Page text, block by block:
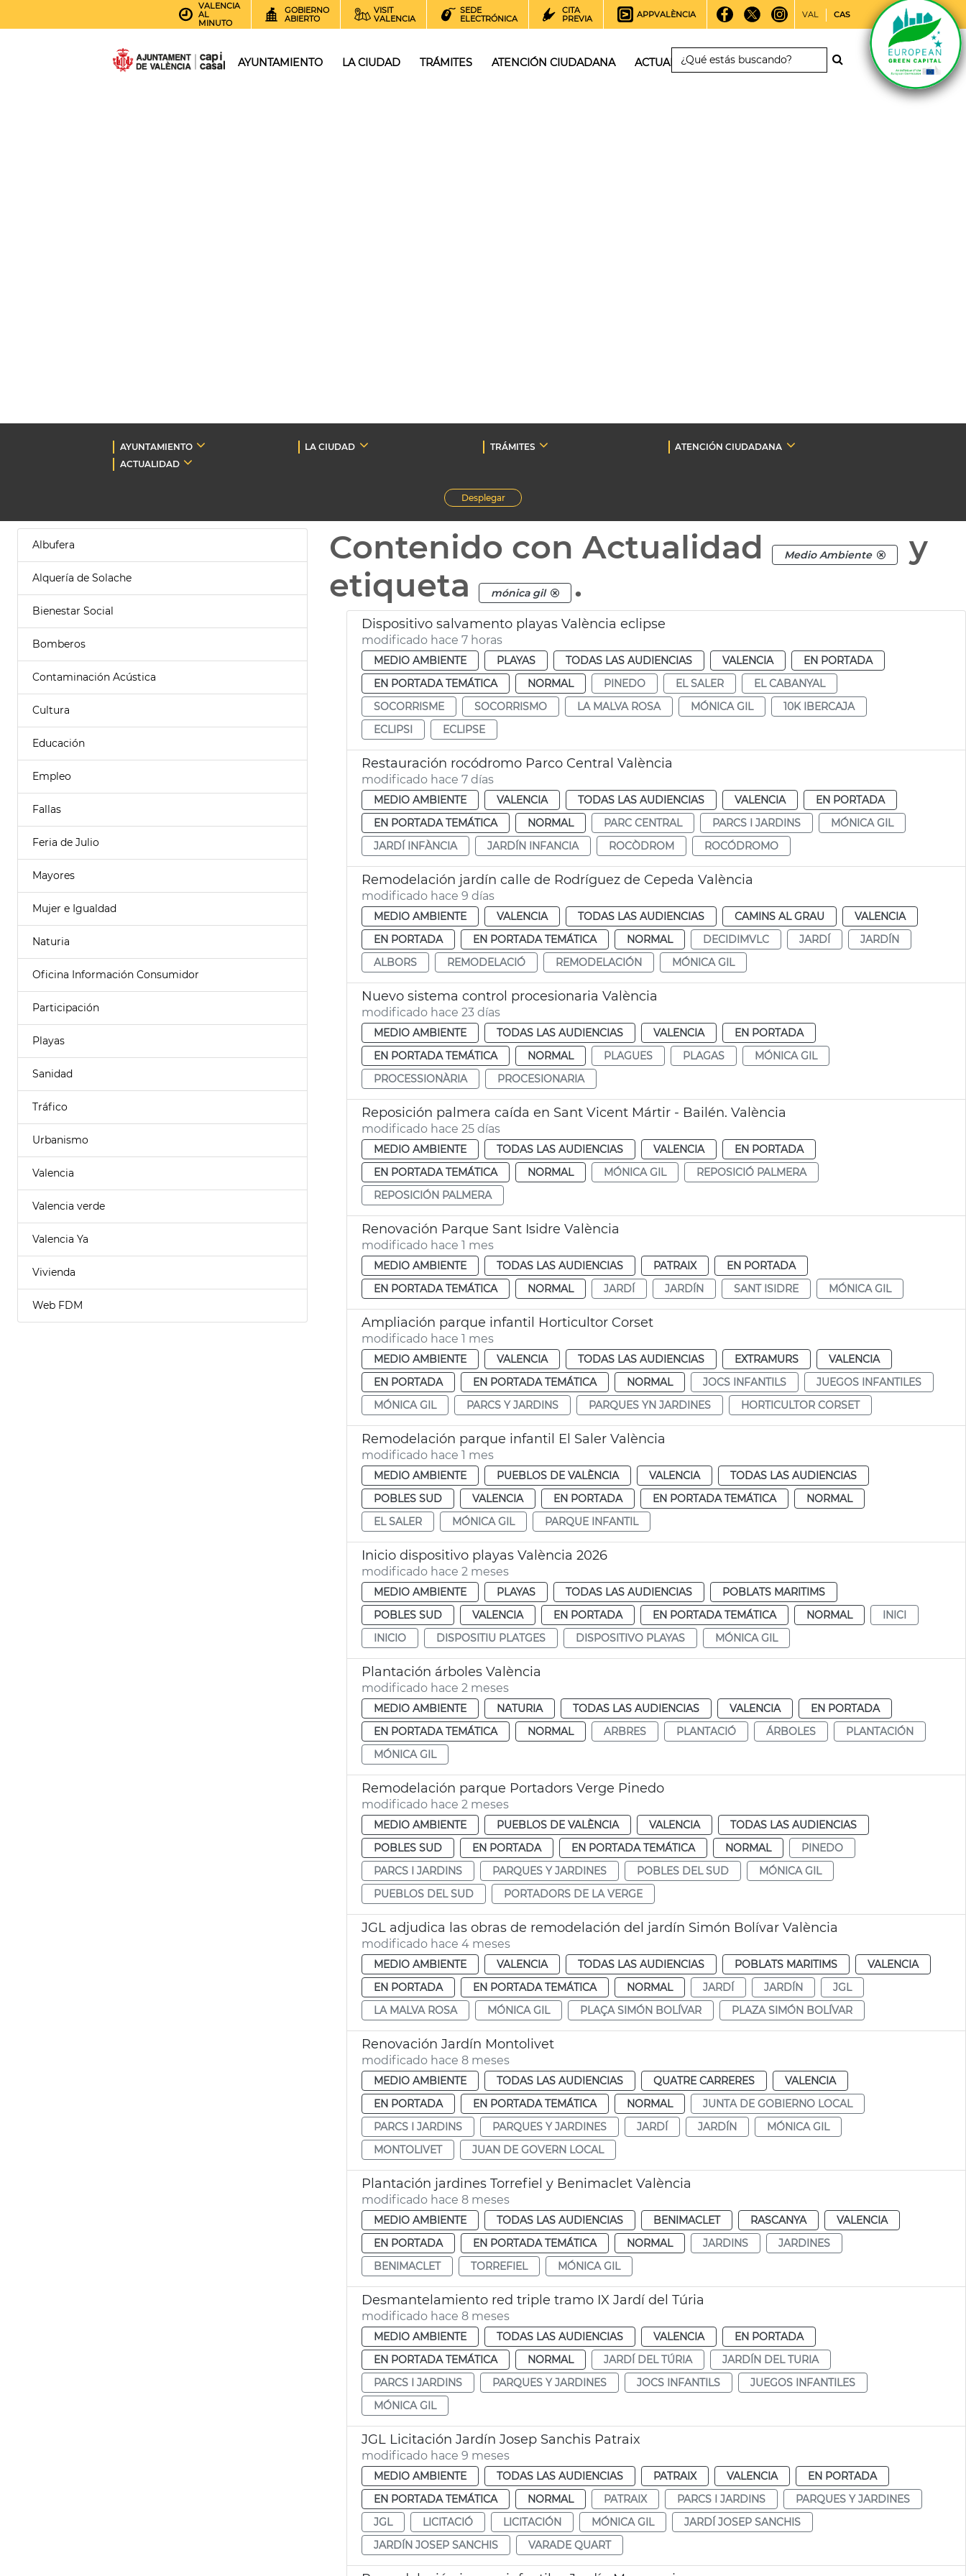
VALENCIA
AL
MINUTO
GOBIERNO
ABIERTO
VISIT
VALENCIA
SEDE
ELECTRÓNICA
CITA
PREVIA
APPVALÈNCIA VAL CAS
AYUNTAMIENTO LA CIUDAD TRÁMITES ATENCIÓN CIUDADANA ACTUALIDAD
AYUNTAMIENTO LA CIUDAD TRÁMITES
ATENCIÓN CIUDADANA
ACTUALIDAD
Desplegar
Albufera
Alquería de Solache
Bienestar Social
Bomberos
Contaminación Acústica
Cultura
Educación
Empleo
Fallas
Feria de Julio
Mayores
Mujer e Igualdad
Naturia
Oficina Información Consumidor
Participación
Playas
Sanidad
Tráfico
Urbanismo
Valencia
Valencia verde
Valencia Ya
Vivienda
Web FDM
Contenido con Actualidad Medio Ambiente
y
etiqueta
mónica gil .
Dispositivo salvamento playas València eclipse
modificado hace 7 horas
MEDIO AMBIENTE PLAYAS TODAS LAS AUDIENCIAS VALENCIA
EN PORTADA
EN PORTADA TEMÁTICA
NORMAL PINEDO EL SALER
EL CABANYAL
SOCORRISME
SOCORRISMO LA MALVA ROSA MÓNICA GIL
10K IBERCAJA
ECLIPSI
ECLIPSE
Restauración rocódromo Parco Central València
modificado hace 7 días
MEDIO AMBIENTE VALENCIA TODAS LAS AUDIENCIAS VALENCIA
EN PORTADA
EN PORTADA TEMÁTICA
NORMAL PARC CENTRAL PARCS I JARDINS
MÓNICA GIL
JARDÍ INFÀNCIA
JARDÍN INFANCIA ROCÒDROM ROCÓDROMO
Remodelación jardín calle de Rodríguez de Cepeda València
modificado hace 9 días
MEDIO AMBIENTE VALENCIA TODAS LAS AUDIENCIAS CAMINS AL GRAU
VALENCIA
EN PORTADA
EN PORTADA TEMÁTICA NORMAL DECIDIMVLC JARDÍ
JARDÍN
ALBORS
REMODELACIÓ REMODELACIÓN MÓNICA GIL
Nuevo sistema control procesionaria València
modificado hace 23 días
MEDIO AMBIENTE TODAS LAS AUDIENCIAS VALENCIA
EN PORTADA
EN PORTADA TEMÁTICA
NORMAL PLAGUES PLAGAS
MÓNICA GIL
PROCESSIONÀRIA
PROCESIONARIA
Reposición palmera caída en Sant Vicent Mártir - Bailén. València
modificado hace 25 días
MEDIO AMBIENTE TODAS LAS AUDIENCIAS VALENCIA
EN PORTADA
EN PORTADA TEMÁTICA
NORMAL MÓNICA GIL
REPOSICIÓ PALMERA
REPOSICIÓN PALMERA
Renovación Parque Sant Isidre València
modificado hace 1 mes
MEDIO AMBIENTE TODAS LAS AUDIENCIAS PATRAIX
EN PORTADA
EN PORTADA TEMÁTICA
NORMAL JARDÍ JARDÍN SANT ISIDRE MÓNICA GIL
Ampliación parque infantil Horticultor Corset
modificado hace 1 mes
MEDIO AMBIENTE VALENCIA TODAS LAS AUDIENCIAS EXTRAMURS
VALENCIA
EN PORTADA
EN PORTADA TEMÁTICA NORMAL JOCS INFANTILS
JUEGOS INFANTILES
MÓNICA GIL
PARCS Y JARDINS PARQUES YN JARDINES HORTICULTOR CORSET
Remodelación parque infantil El Saler València
modificado hace 1 mes
MEDIO AMBIENTE PUEBLOS DE VALÈNCIA VALENCIA
TODAS LAS AUDIENCIAS
POBLES SUD
VALENCIA EN PORTADA EN PORTADA TEMÁTICA
NORMAL
EL SALER
MÓNICA GIL PARQUE INFANTIL
Inicio dispositivo playas València 2026
modificado hace 2 meses
MEDIO AMBIENTE PLAYAS TODAS LAS AUDIENCIAS
POBLATS MARITIMS
POBLES SUD
VALENCIA EN PORTADA EN PORTADA TEMÁTICA NORMAL
INICI
INICIO
DISPOSITIU PLATGES DISPOSITIVO PLAYAS MÓNICA GIL
Plantación árboles València
modificado hace 2 meses
MEDIO AMBIENTE NATURIA TODAS LAS AUDIENCIAS VALENCIA
EN PORTADA
EN PORTADA TEMÁTICA
NORMAL ARBRES PLANTACIÓ ÁRBOLES
PLANTACIÓN
MÓNICA GIL
Remodelación parque Portadors Verge Pinedo
modificado hace 2 meses
MEDIO AMBIENTE PUEBLOS DE VALÈNCIA VALENCIA
TODAS LAS AUDIENCIAS
POBLES SUD
EN PORTADA EN PORTADA TEMÁTICA NORMAL
PINEDO
PARCS I JARDINS
PARQUES Y JARDINES POBLES DEL SUD
MÓNICA GIL
PUEBLOS DEL SUD
PORTADORS DE LA VERGE
JGL adjudica las obras de remodelación del jardín Simón Bolívar València
modificado hace 4 meses
MEDIO AMBIENTE VALENCIA TODAS LAS AUDIENCIAS POBLATS MARITIMS
VALENCIA
EN PORTADA
EN PORTADA TEMÁTICA NORMAL JARDÍ JARDÍN
JGL
LA MALVA ROSA
MÓNICA GIL PLAÇA SIMÓN BOLÍVAR PLAZA SIMÓN BOLÍVAR
Renovación Jardín Montolivet
modificado hace 8 meses
MEDIO AMBIENTE TODAS LAS AUDIENCIAS QUATRE CARRERES
VALENCIA
EN PORTADA
EN PORTADA TEMÁTICA NORMAL
JUNTA DE GOBIERNO LOCAL
PARCS I JARDINS
PARQUES Y JARDINES JARDÍ JARDÍN
MÓNICA GIL
MONTOLIVET
JUAN DE GOVERN LOCAL
Plantación jardines Torrefiel y Benimaclet València
modificado hace 8 meses
MEDIO AMBIENTE TODAS LAS AUDIENCIAS BENIMACLET RASCANYA
VALENCIA
EN PORTADA
EN PORTADA TEMÁTICA NORMAL JARDINS
JARDINES
BENIMACLET
TORREFIEL MÓNICA GIL
Desmantelamiento red triple tramo IX Jardí del Túria
modificado hace 8 meses
MEDIO AMBIENTE TODAS LAS AUDIENCIAS VALENCIA
EN PORTADA
EN PORTADA TEMÁTICA
NORMAL JARDÍ DEL TÚRIA
JARDÍN DEL TURIA
PARCS I JARDINS
PARQUES Y JARDINES JOCS INFANTILS
JUEGOS INFANTILES
MÓNICA GIL
JGL Licitación Jardín Josep Sanchis Patraix
modificado hace 9 meses
MEDIO AMBIENTE TODAS LAS AUDIENCIAS PATRAIX VALENCIA
EN PORTADA
EN PORTADA TEMÁTICA
NORMAL PATRAIX PARCS I JARDINS
PARQUES Y JARDINES
JGL
LICITACIÓ LICITACIÓN MÓNICA GIL
JARDÍ JOSEP SANCHIS
JARDÍN JOSEP SANCHIS
VARADE QUART